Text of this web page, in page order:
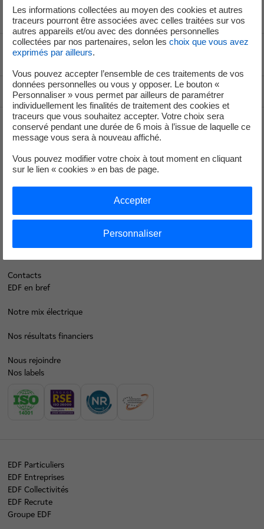
Voir le fil d'ariane
Haut de page
Groupe
Faire des économies d’énergie
Nos offres d’énergie entreprises
Contacts
EDF en bref
Notre mix électrique
Nos résultats financiers
Nous rejoindre
Nos labels
EDF Particuliers
EDF Entreprises
EDF Collectivités
EDF Recrute
Groupe EDF
Les informations collectées au moyen des cookies et autres
traceurs pourront être associées avec celles traitées sur vos
autres appareils et/ou avec des données personnelles
collectées par nos partenaires, selon les choix que vous avez
exprimés par ailleurs.
Vous pouvez accepter l’ensemble de ces traitements de vos
données personnelles ou vous y opposer. Le bouton «
Personnaliser » vous permet par ailleurs de paramétrer
individuellement les finalités de traitement des cookies et
traceurs que vous souhaitez accepter. Votre choix sera
conservé pendant une durée de 6 mois à l’issue de laquelle ce
message vous sera à nouveau affiché.
Vous pouvez modifier votre choix à tout moment en cliquant
sur le lien « cookies » en bas de page.
Personnaliser
Accepter